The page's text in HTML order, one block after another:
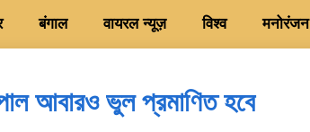
बंगाल वायरल न्यूज़ विश्व मनोरंजन
আবারও ভুল প্রমাণিত হবে